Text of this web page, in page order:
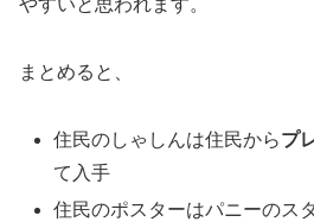
やすいと思われます。
まとめると、
住民のしゃしんは住民からプ
て入手
住民のポスターはパニーのス